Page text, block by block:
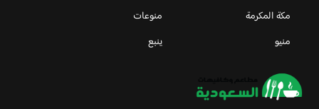
مكة المكرمة
منوعات
منيو
ينبع